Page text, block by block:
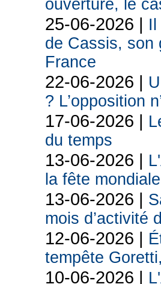
ouverture, le
25-06-2026 | Il
de Cassis, son
France
22-06-2026 |
? L’opposition
17-06-2026 |
du temps
13-06-2026 |
la fête
13-06-2026 |
mois d’activité
12-06-2026 |
tempête
10-06-2026 |